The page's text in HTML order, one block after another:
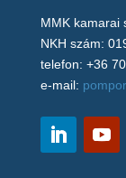
MMK kamarai
NKH szám:
telefon: +36
e-mail: